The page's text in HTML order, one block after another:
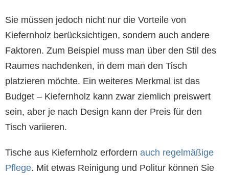
Sie müssen jedoch nicht nur die Vorteile von
Kiefernholz berücksichtigen, sondern auch andere
Faktoren. Zum Beispiel muss man über den Stil des
Raumes nachdenken, in dem man den Tisch
platzieren möchte. Ein weiteres Merkmal ist das
Budget – Kiefernholz kann zwar ziemlich preiswert
sein, aber je nach Design kann der Preis für den
Tisch variieren.
Tische aus Kiefernholz erfordern auch regelmäßige
Pflege. Mit etwas Reinigung und Politur können Sie